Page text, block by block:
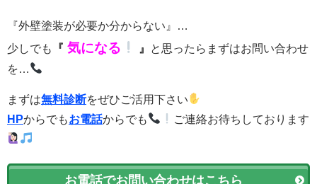
『外壁塗装が必要か分からない』…
少しでも
『 気になる 』
と思ったらまずはお問い合わせ
を…
まずは無料診断をぜひご活用下さい
HPからでもお電話からでも ご連絡お待ちしております
お電話でお問い合わせはこちら